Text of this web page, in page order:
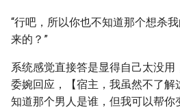
“行吧，所以你也不知道那个想杀
来的？”
系统感觉直接答是显得自己太没
委婉回应，【宿主，我虽然不了解
知道那个男人是谁，但我可以帮